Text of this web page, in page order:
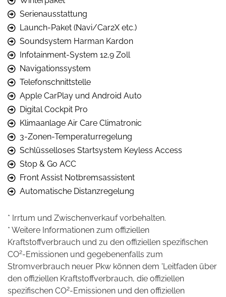
Serienausstattung
Launch-Paket (Navi/Car2X etc.)
Soundsystem Harman Kardon
Infotainment-System 12,9 Zoll
Navigationssystem
Telefon­schnittstelle
Apple CarPlay und Android Auto
Digital Cockpit Pro
Klimaanlage Air Care Climatronic
3-Zonen-Temperaturregelung
Schlüsselloses Startsystem Keyless Access
Stop & Go ACC
Front Assist Notbremsassistent
Automatische Distanzregelung
* Irrtum und Zwischenverkauf vorbehalten.
* Weitere Informationen zum offiziellen
Kraftstoffverbrauch und zu den offiziellen spezifischen
CO2-Emissionen und gegebenenfalls zum
Stromverbrauch neuer Pkw können dem 'Leitfaden über
den offiziellen Kraftstoffverbrauch, die offiziellen
spezifischen CO2-Emissionen und den offiziellen